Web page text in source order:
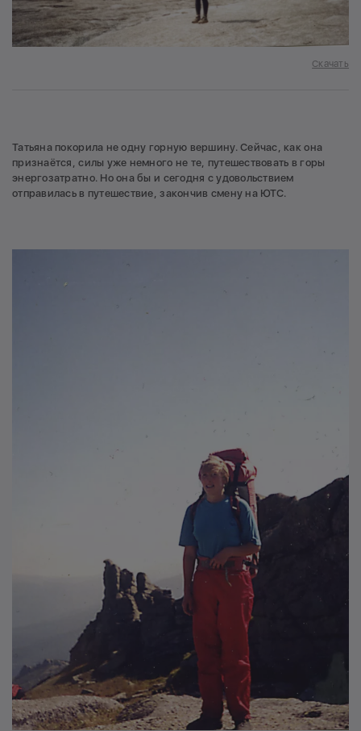
Скачать
Татьяна покорила не одну горную вершину. Сейчас, как она
признаётся, силы уже немного не те, путешествовать в горы
энергозатратно. Но она бы и сегодня с удовольствием
отправилась в путешествие, закончив смену на ЮТС.